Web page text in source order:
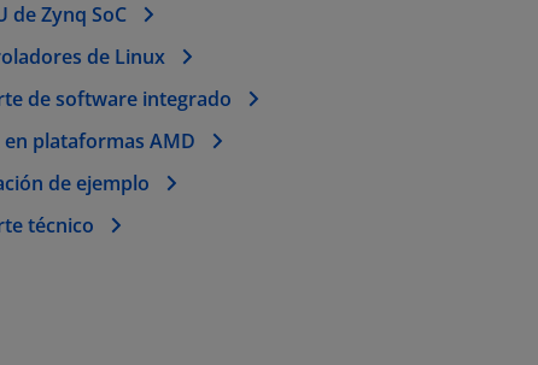
de Zynq SoC
de Linux
de software integrado
en plataformas AMD
de ejemplo
técnico